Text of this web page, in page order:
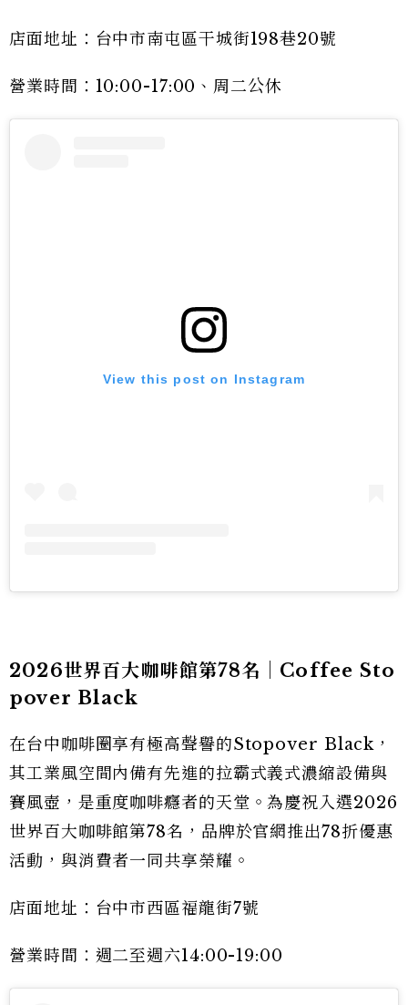
店面地址：台中市南屯區干城街198巷20號
營業時間：10:00-17:00、周二公休
View this post on Instagram
2026世界百大咖啡館第78名｜Coffee Sto
pover Black
在台中咖啡圈享有極高聲譽的Stopover Black，
其工業風空間內備有先進的拉霸式義式濃縮設備與
賽風壺，是重度咖啡癮者的天堂。為慶祝入選2026
世界百大咖啡館第78名，品牌於官網推出78折優惠
活動，與消費者一同共享榮耀。
店面地址：台中市西區福龍街7號
營業時間：週二至週六14:00-19:00